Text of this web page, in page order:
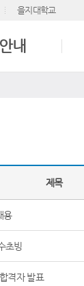
을지대학교
내
제목
용
초빙
격자 발표